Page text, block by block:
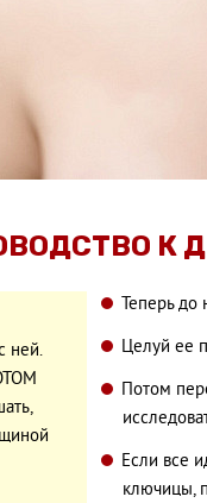
К
ней.
Теперь до
Целуй ее
Потом
Если все
ключицы,